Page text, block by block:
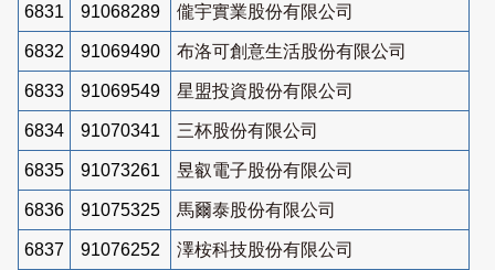
6831 91068289 儱宇實業股份有限公司
6832 91069490 布洛可創意生活股份有限公司
6833 91069549 星盟投資股份有限公司
6834 91070341 三杯股份有限公司
6835 91073261 昱叡電子股份有限公司
6836 91075325 馬爾泰股份有限公司
6837 91076252 澤桉科技股份有限公司